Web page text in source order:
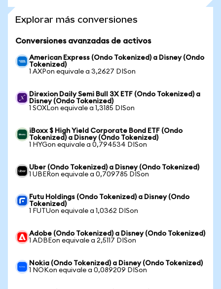
Explorar más conversiones
Conversiones avanzadas de activos
American Express (Ondo Tokenized) a Disney (Ondo
Tokenized)
1 AXPon equivale a 3,2627 DISon
Direxion Daily Semi Bull 3X ETF (Ondo Tokenized) a
Disney (Ondo Tokenized)
1 SOXLon equivale a 1,3185 DISon
iBoxx $ High Yield Corporate Bond ETF (Ondo
Tokenized) a Disney (Ondo Tokenized)
1 HYGon equivale a 0,794534 DISon
Uber (Ondo Tokenized) a Disney (Ondo Tokenized)
1 UBERon equivale a 0,709785 DISon
Futu Holdings (Ondo Tokenized) a Disney (Ondo
Tokenized)
1 FUTUon equivale a 1,0362 DISon
Adobe (Ondo Tokenized) a Disney (Ondo Tokenized)
1 ADBEon equivale a 2,5117 DISon
Nokia (Ondo Tokenized) a Disney (Ondo Tokenized)
1 NOKon equivale a 0,089209 DISon